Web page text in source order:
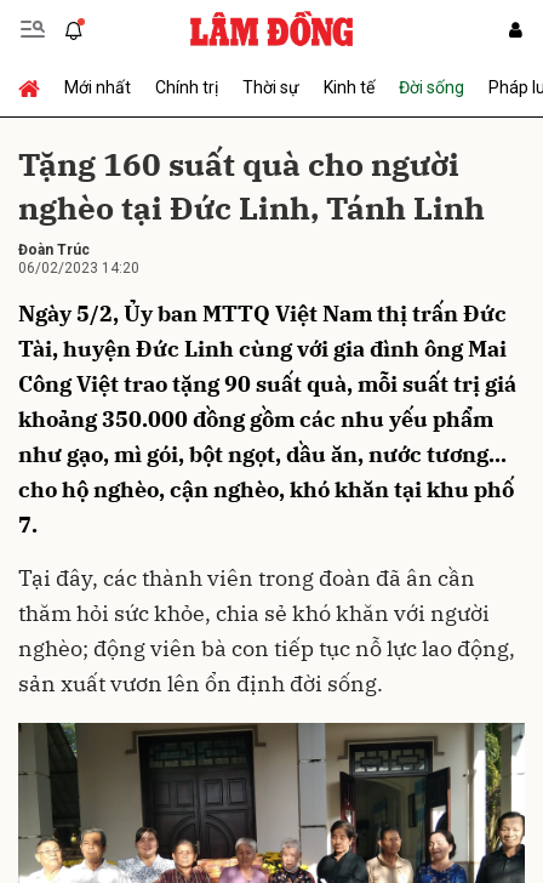
Mới nhất Chính trị Thời sự Kinh tế Đời sống Pháp
Tặng 160 suất quà cho người
nghèo tại Đức Linh, Tánh Linh
Đoàn Trúc
06/02/2023 14:20
Ngày 5/2, Ủy ban MTTQ Việt Nam thị trấn Đức
Tài, huyện Đức Linh cùng với gia đình ông Mai
Công Việt trao tặng 90 suất quà, mỗi suất trị giá
khoảng 350.000 đồng gồm các nhu yếu phẩm
như gạo, mì gói, bột ngọt, dầu ăn, nước tương...
cho hộ nghèo, cận nghèo, khó khăn tại khu phố
7.
Tại đây, các thành viên trong đoàn đã ân cần
thăm hỏi sức khỏe, chia sẻ khó khăn với người
nghèo; động viên bà con tiếp tục nỗ lực lao động,
sản xuất vươn lên ổn định đời sống.
Gửi bình luận
Hủy